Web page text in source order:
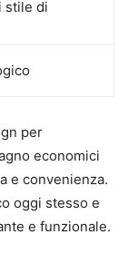
stile di
per
economici
e convenienza.
oggi stesso e
e funzionale.